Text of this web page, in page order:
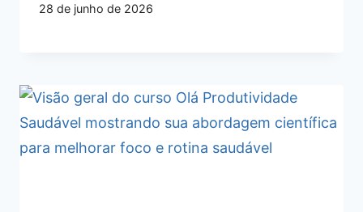
28 de junho de 2026